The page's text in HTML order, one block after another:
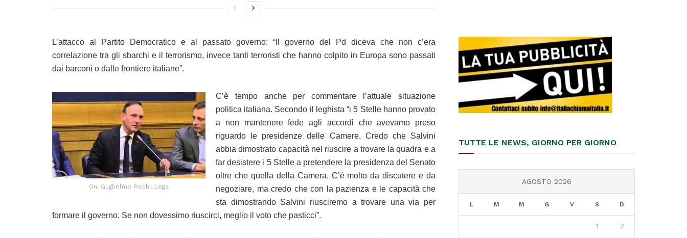
L’attacco al Partito Democratico e al passato governo: “Il governo del Pd diceva che non c’era
correlazione tra gli sbarchi e il terrorismo, invece tanti terroristi che hanno colpito in Europa sono passati
dai barconi o dalle frontiere italiane”.
On. Guglielmo Picchi, Lega
C’è tempo anche per commentare l’attuale situazione
politica italiana. Secondo il leghista “i 5 Stelle hanno provato
a non mantenere fede agli accordi che avevamo preso
riguardo le presidenze delle Camere. Credo che Salvini
abbia dimostrato capacità nel riuscire a trovare la quadra e a
far desistere i 5 Stelle a pretendere la presidenza del Senato
oltre che quella della Camera. C’è molto da discutere e da
negoziare, ma credo che con la pazienza e le capacità che
sta dimostrando Salvini riusciremo a trovare una via per
formare il governo. Se non dovessimo riuscirci, meglio il voto che pasticci”.
TUTTE LE NEWS, GIORNO PER GIORNO
AGOSTO 2026
L M M G V S D
1 2